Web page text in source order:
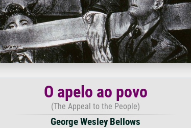
O apelo ao povo
(The Appeal to the People)
George Wesley Bellows